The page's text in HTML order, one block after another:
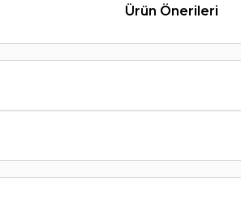
Ürün Önerileri